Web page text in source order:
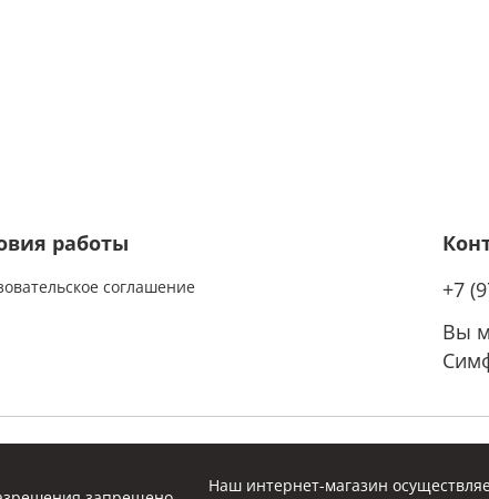
работы
соглашение
+7
Вы
Наш интернет-магазин